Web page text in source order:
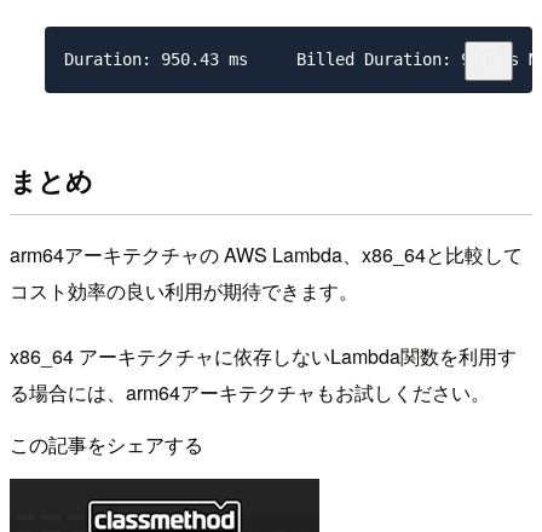
まとめ
arm64アーキテクチャの AWS Lambda、x86_64と比較して
コスト効率の良い利用が期待できます。
x86_64 アーキテクチャに依存しないLambda関数を利用す
る場合には、arm64アーキテクチャもお試しください。
この記事をシェアする